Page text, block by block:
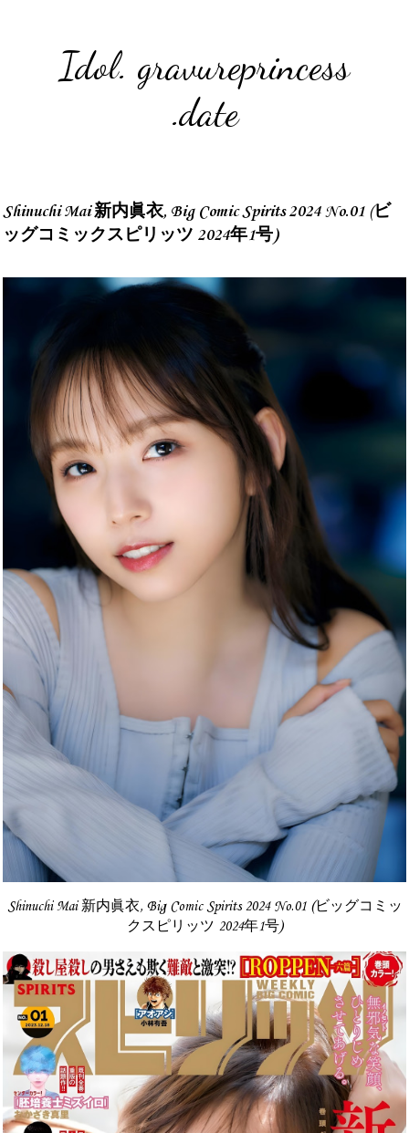
Idol. gravureprincess
.date
Shinuchi Mai 新内眞衣, Big Comic Spirits 2024 No.01 (ビ
ッグコミックスピリッツ 2024年1号)
Shinuchi Mai 新内眞衣, Big Comic Spirits 2024 No.01 (ビッグコミッ
クスピリッツ 2024年1号)